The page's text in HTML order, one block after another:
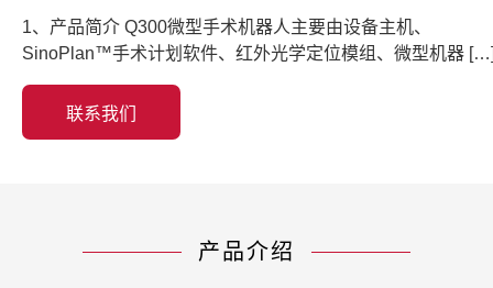
1、产品简介 Q300微型手术机器人主要由设备主机、
SinoPlan™手术计划软件、红外光学定位模组、微型机器
联系我们
产品介绍